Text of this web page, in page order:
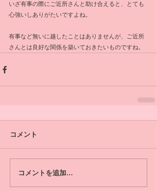
いざ有事の際にご近所さんと助け合えると、とても
心強いしありがたいですよね。
有事など無いに越したことはありませんが、ご近所
さんとは良好な関係を築いておきたいものですね。
コメント
コメントを追加…